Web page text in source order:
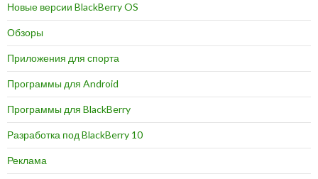
Новые версии BlackBerry OS
Обзоры
Приложения для спорта
Программы для Android
Программы для BlackBerry
Разработка под BlackBerry 10
Реклама